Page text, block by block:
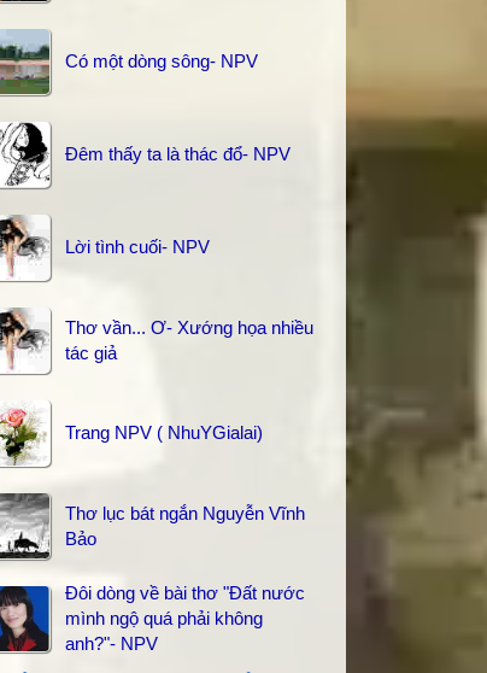
Có một dòng sông- NPV
Đêm thấy ta là thác đổ- NPV
Lời tình cuối- NPV
Thơ vần... Ơ- Xướng họa nhiều
tác giả
Trang NPV ( NhuYGialai)
Thơ lục bát ngắn Nguyễn Vĩnh
Bảo
Đôi dòng về bài thơ "Đất nước
mình ngộ quá phải không
anh?"- NPV